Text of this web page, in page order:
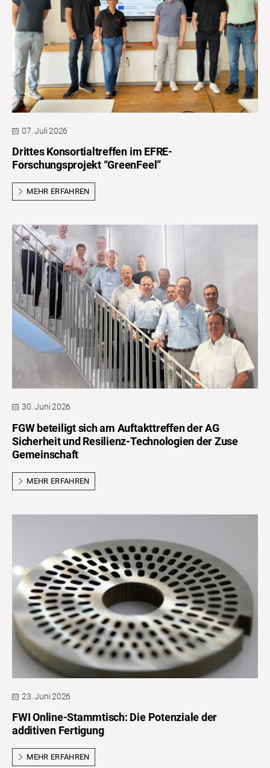
07. Juli 2026
Drittes Konsortialtreffen im EFRE-
Forschungsprojekt “GreenFeel”
MEHR ERFAHREN
30. Juni 2026
FGW beteiligt sich am Auftakttreffen der AG
Sicherheit und Resilienz-Technologien der Zuse
Gemeinschaft
MEHR ERFAHREN
23. Juni 2026
FWI Online-Stammtisch: Die Potenziale der
additiven Fertigung
MEHR ERFAHREN